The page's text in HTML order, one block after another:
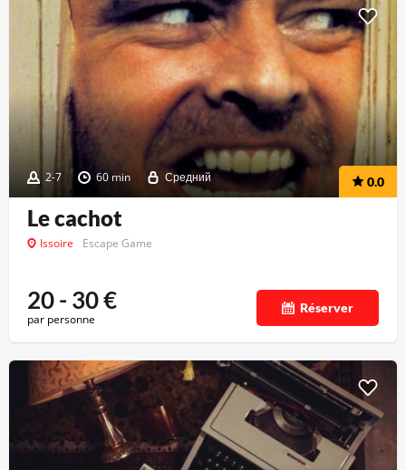
2-7 60 min Средний 0.0
Le cachot
Issoire Escape Game
20 - 30€
par personne
Réserver